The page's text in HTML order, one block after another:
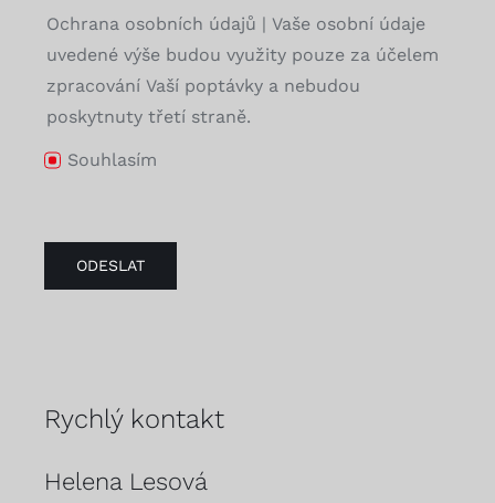
Ochrana osobních údajů | Vaše osobní údaje
uvedené výše budou využity pouze za účelem
zpracování Vaší poptávky a nebudou
poskytnuty třetí straně.
Souhlasím
ODESLAT
Rychlý kontakt
Helena Lesová